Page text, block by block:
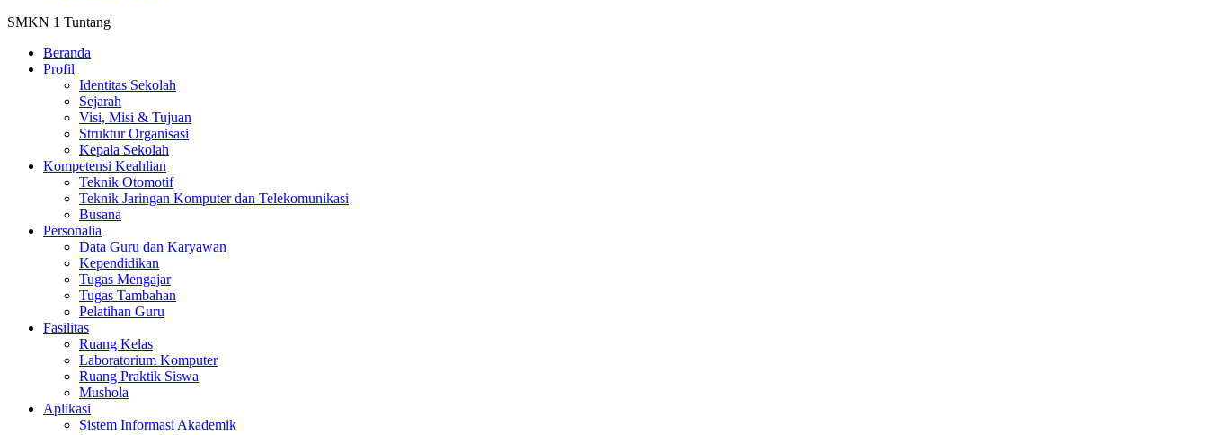
SMKN 1 Tuntang
Beranda
Profil
Identitas Sekolah
Sejarah
Visi, Misi & Tujuan
Struktur Organisasi
Kepala Sekolah
Kompetensi Keahlian
Teknik Otomotif
Teknik Jaringan Komputer dan Telekomunikasi
Busana
Personalia
Data Guru dan Karyawan
Kependidikan
Tugas Mengajar
Tugas Tambahan
Pelatihan Guru
Fasilitas
Ruang Kelas
Laboratorium Komputer
Ruang Praktik Siswa
Mushola
Aplikasi
Sistem Informasi Akademik